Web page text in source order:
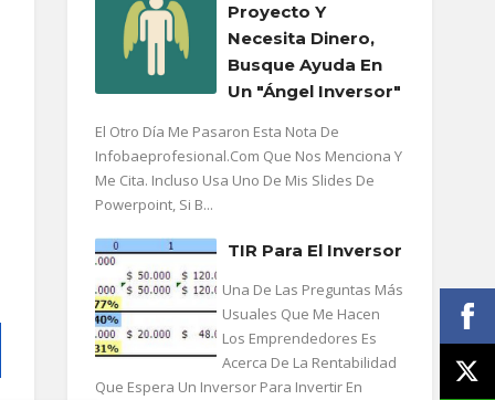
Proyecto Y
Necesita Dinero,
Busque Ayuda En
Un "ángel Inversor"
El Otro Día Me Pasaron Esta Nota De
Infobaeprofesional.com Que Nos Menciona Y
Me Cita. Incluso Usa Uno De Mis Slides De
Powerpoint, Si B...
TIR Para El Inversor
Una De Las Preguntas Más
Usuales Que Me Hacen
Los Emprendedores Es
Acerca De La Rentabilidad
Que Espera Un Inversor Para Invertir En